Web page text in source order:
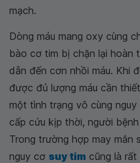
mạch.
Dòng máu mang oxy cùng
bào cơ tim bị chặn lại
dẫn đến cơn nhồi máu. Khi
được đủ lượng máu cần
một tình trạng vô cùng
cấp cứu kịp thời, người
Trong trường hợp may mắn
nguy cơ suy tim cũng là rất